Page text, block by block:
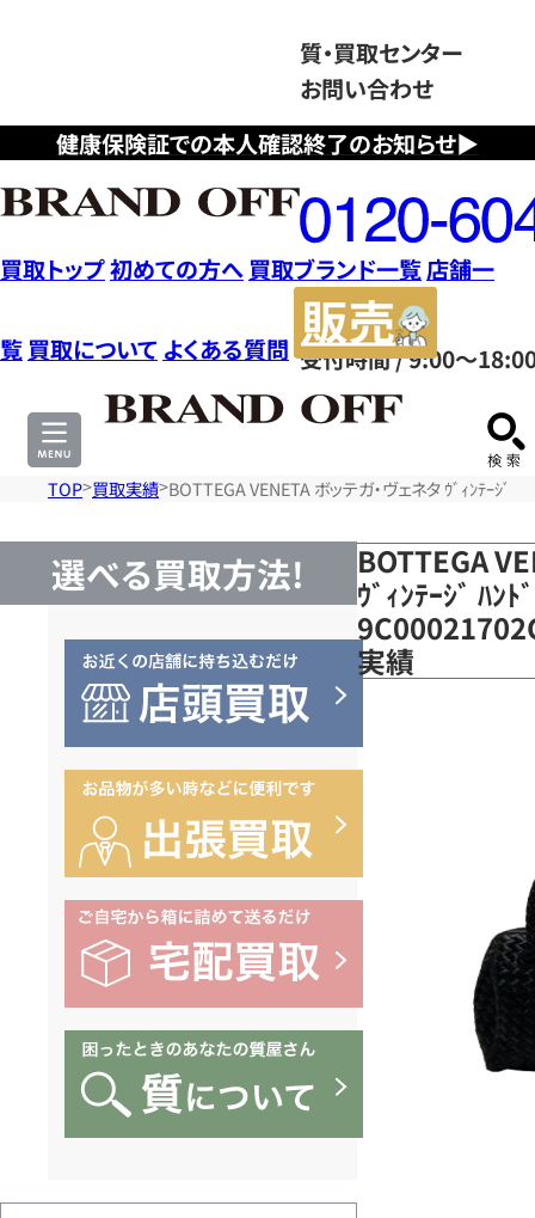
健康保険証での本人確認終了のお知らせ▶
質・買取センター
お問い合わせ
フ
リ
ー
ダ
イ
ヤ
ル
0120604117
受付時間 / 9:00～
買取トップ初めての方へ 買取ブランド一覧店舗一
覧 買取について よくある質問
サ
TOP 買取実績 BOTTEGA VENETA ボッテガ・ヴェネタ ｳﾞｨﾝﾃｰｼ
選べる買取方法!
BOTTEGA
ｳﾞｨﾝﾃｰｼﾞ ﾊﾝﾄ
実績